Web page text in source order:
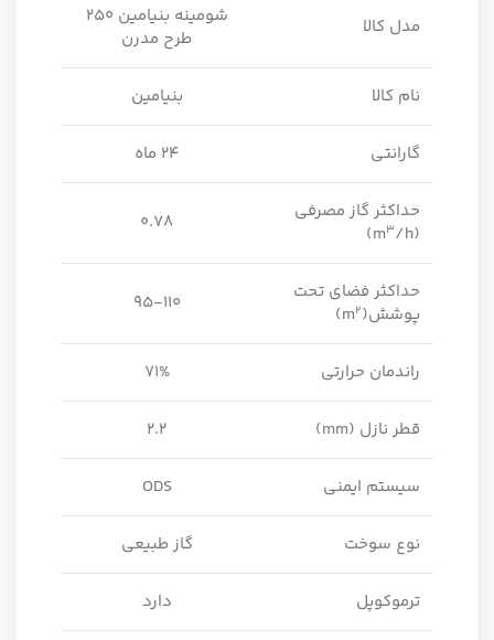
مدل کالا
شومینه بنیامین 250
طرح مدرن
نام کالا بنیامین
گارانتی 24 ماه
حداکثر گاز مصرفی
(m
۳/h)
0.78
حداکثر فضای تحت
پوشش(m2
)
95-110
راندمان حرارتی 71%
قطر نازل (mm) 2.2
سیستم ایمنی ODS
نوع سوخت گاز طبیعی
ترموکوپل دارد